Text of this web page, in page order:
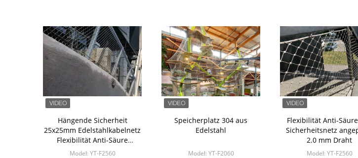
Hängende Sicherheit
25x25mm Edelstahlkabelnetz
Flexibilität Anti-Säure
angepasst
Model: YT-F2560
Speicherplatz 304 aus
Edelstahl
Model: YT-F2060
Flexibilität Anti-
Sicherheitsnetz
2.0 mm Draht
Model: YT-F2560